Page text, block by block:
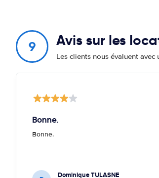
9 Avis sur les
Les clients nous évaluent avec
Bonne.
Bonne.
Dominique TULASNE